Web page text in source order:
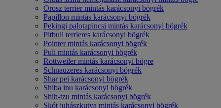
Orosz terrier mintás karácsonyi bögrék
Papillon mintás karácsonyi bögrék
Pekingi palotapincsi mintás karácsonyi bögrék
Pitbull terrieres karácsonyi bögrék
Pointer mintás karácsonyi bögrék
Puli mintás karácsonyi bögrék
Rottweiler mintás karácsonyi bögre
Schnauzeres karácsonyi bögrék
Shar pei karácsonyi bögrék
Shiba inu karácsonyi bögrék
Shih-tzu mintás karácsonyi bögrék
Skót juhászkutya mintás karácsonyi bögrék